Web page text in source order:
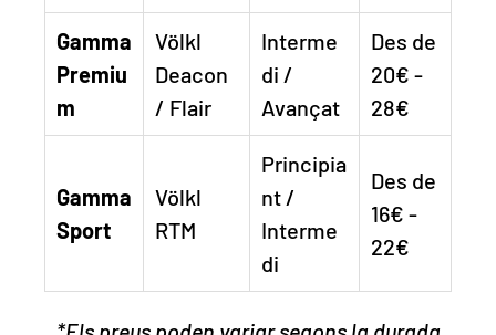
Gamma
Premiu
m
Völkl
Deacon
/ Flair
Interme
di /
Avançat
Des de
20€ -
28€
Gamma
Sport
Völkl
RTM
Principia
nt /
Interme
di
Des de
16€ -
22€